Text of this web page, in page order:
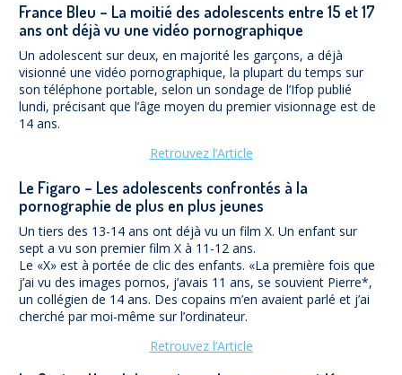
France Bleu – La moitié des adolescents entre 15 et 17
ans ont déjà vu une vidéo pornographique
Un adolescent sur deux, en majorité les garçons, a déjà
visionné une vidéo pornographique, la plupart du temps sur
son téléphone portable, selon un sondage de l’Ifop publié
lundi, précisant que l’âge moyen du premier visionnage est de
14 ans.
Retrouvez l’Article
Le Figaro – Les adolescents confrontés à la
pornographie de plus en plus jeunes
Un tiers des 13-14 ans ont déjà vu un film X. Un enfant sur
sept a vu son premier film X à 11-12 ans.
Le «X» est à portée de clic des enfants. «La première fois que
j’ai vu des images pornos, j’avais 11 ans, se souvient Pierre*,
un collégien de 14 ans. Des copains m’en avaient parlé et j’ai
cherché par moi-même sur l’ordinateur.
Retrouvez l’Article